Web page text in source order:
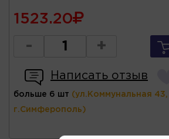
1523.20
- +
Написать отзыв
больше 6 шт (ул.Коммунальная 43,
г.Симферополь)